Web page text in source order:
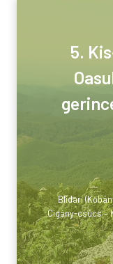
5.
Blidari
Cigány-csúcs –